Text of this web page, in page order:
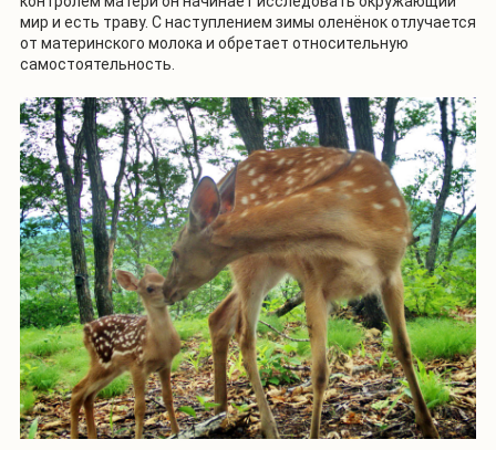
мир и есть траву. С наступлением зимы оленёнок отлучается
от материнского молока и обретает относительную
самостоятельность.